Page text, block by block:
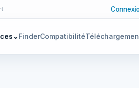
⌄FinderCompatibilité